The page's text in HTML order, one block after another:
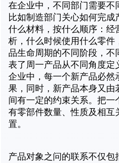
在企业中，不同部门需要不
比如制造部门关心如何完
什么材料，按什么顺序：经
析，什么时候使用什么零件
品生命周期的不同阶段，
表了周一产品从不同角度定
企业中，每一个新产品必然
果，同时，新产品本身又由
间有一定的约束关系。把
有零部件数量、性质及相互
置。
产品对象之问的联系不仅包